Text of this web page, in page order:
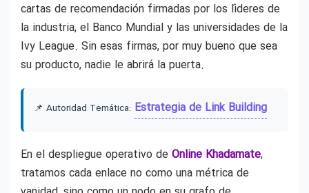
cartas de recomendación firmadas por los líderes de
la industria, el Banco Mundial y las universidades de la
Ivy League. Sin esas firmas, por muy bueno que sea
su producto, nadie le abrirá la puerta.
📌 Autoridad Temática: Estrategia de Link Building
En el despliegue operativo de Online Khadamate,
tratamos cada enlace no como una métrica de